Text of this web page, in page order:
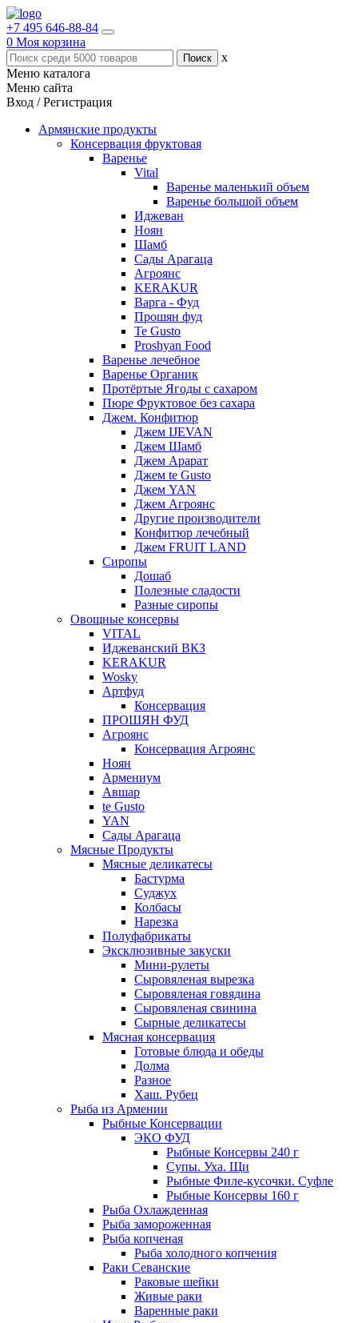
+7 495 646-88-84
0 Моя корзина
x
Меню каталога
Меню сайта
Вход / Регистрация
Армянские продукты
Консервация фруктовая
Варенье
Vital
Варенье маленький объем
Варенье большой объем
Иджеван
Ноян
Шамб
Сады Арагаца
Агроянс
KERAKUR
Варга - Фуд
Прошян фуд
Te Gusto
Proshyan Food
Варенье лечебное
Варенье Органик
Протёртые Ягоды с сахаром
Пюре Фруктовое без сахара
Джем. Конфитюр
Джем IJEVAN
Джем Шамб
Джем Арарат
Джем te Gusto
Джем YAN
Джем Агроянс
Другие производители
Конфитюр лечебный
Джем FRUIT LAND
Сиропы
Дошаб
Полезные сладости
Разные сиропы
Овощные консервы
VITAL
Иджеванский ВКЗ
KERAKUR
Wosky
Артфуд
Консервация
ПРОШЯН ФУД
Агроянс
Консервация Агроянс
Ноян
Армениум
Авшар
te Gusto
YAN
Сады Арагаца
Мясные Продукты
Мясные деликатесы
Бастурма
Суджух
Колбасы
Нарезка
Полуфабрикаты
Эксклюзивные закуски
Мини-рулеты
Сыровяленая вырезка
Сыровяленая говядина
Сыровяленая свинина
Сырные деликатесы
Мясная консервация
Готовые блюда и обеды
Долма
Разное
Хаш. Рубец
Рыба из Армении
Рыбные Консервации
ЭКО ФУД
Рыбные Консервы 240 г
Супы. Уха. Щи
Рыбные Филе-кусочки. Суфле
Рыбные Консервы 160 г
Рыба Охлажденная
Рыба замороженная
Рыба копченая
Рыба холодного копчения
Раки Севанские
Раковые шейки
Живые раки
Варенные раки